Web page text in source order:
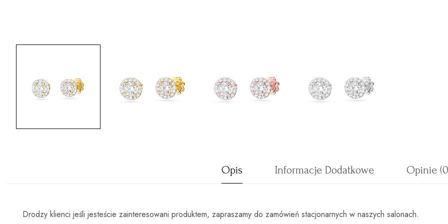
Opis Informacje Dodatkowe Opinie
Drodzy klienci jeśli jesteście zainteresowani produktem, zapraszamy do zamówień stacjonarnych w naszych salonach.